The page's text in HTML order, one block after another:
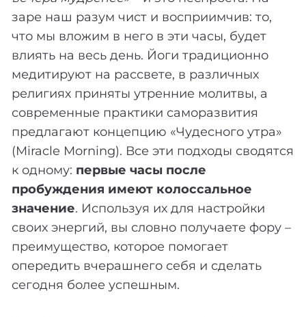
заре наш разум чист и восприимчив: то,
что мы вложим в него в эти часы, будет
влиять на весь день. Йоги традиционно
медитируют на рассвете, в различных
религиях приняты утренние молитвы, а
современные практики саморазвития
предлагают концепцию «Чудесного утра»
(Miracle Morning). Все эти подходы сводятся
к одному: первые часы после
пробуждения имеют колоссальное
значение. Используя их для настройки
своих энергий, вы словно получаете фору –
преимущество, которое помогает
опередить вчерашнего себя и сделать
сегодня более успешным.